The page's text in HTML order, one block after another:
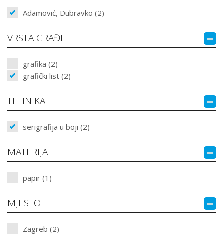
Adamović, Dubravko (2)
VRSTA GRAĐE
grafika (2)
grafički list (2)
TEHNIKA
serigrafija u boji (2)
MATERIJAL
papir (1)
MJESTO
Zagreb (2)